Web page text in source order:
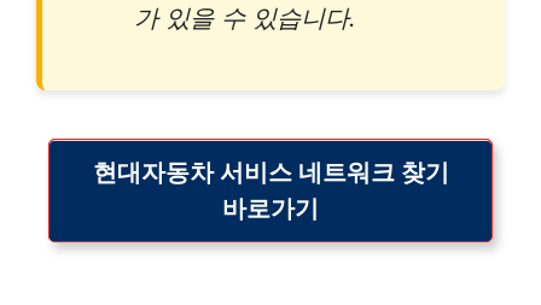
가 있을 수 있습니다.
현대자동차 서비스 네트워크 찾기
바로가기